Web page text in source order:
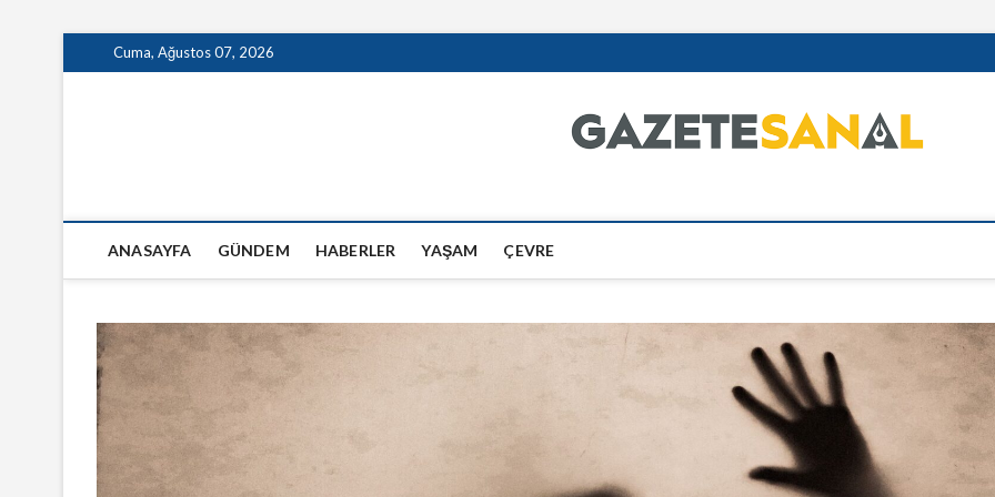
to
Cuma, Ağustos 07, 2026
ANASAYFA GÜNDEM HABERLER YAŞAM ÇEVRE